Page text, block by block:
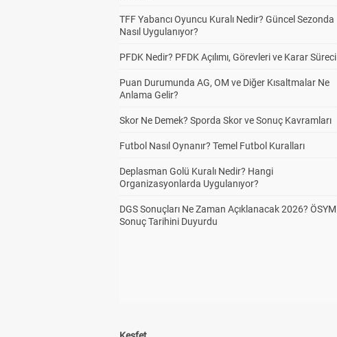
TFF Yabancı Oyuncu Kuralı Nedir? Güncel Sezonda
Nasıl Uygulanıyor?
PFDK Nedir? PFDK Açılımı, Görevleri ve Karar Süreci
Puan Durumunda AG, OM ve Diğer Kısaltmalar Ne
Anlama Gelir?
Skor Ne Demek? Sporda Skor ve Sonuç Kavramları
Futbol Nasıl Oynanır? Temel Futbol Kuralları
Deplasman Golü Kuralı Nedir? Hangi
Organizasyonlarda Uygulanıyor?
DGS Sonuçları Ne Zaman Açıklanacak 2026? ÖSYM
Sonuç Tarihini Duyurdu